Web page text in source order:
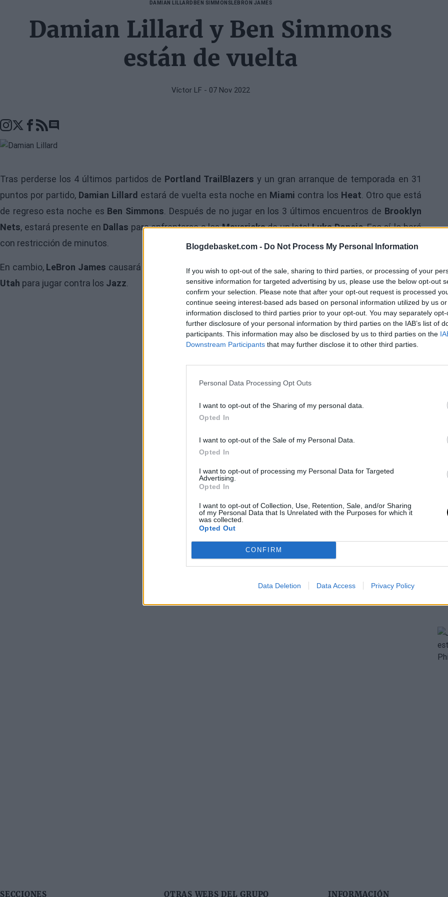
Blogdebasket.com - Do Not Process My Personal Information
If you wish to opt-out of the sale, sharing to third parties, or processing of your
sensitive information for targeted advertising by us, please use the below opt-out
confirm your selection. Please note that after your opt-out request is processed
continue seeing interest-based ads based on personal information utilized by us
information disclosed to third parties prior to your opt-out. You may separately
further disclosure of your personal information by third parties on the IAB’s list of
participants. This information may also be disclosed by us to third parties on the
Downstream Participants that may further disclose it to other third parties.
Personal Data Processing Opt Outs
I want to opt-out of the Sharing of my personal data.
Opted In
I want to opt-out of the Sale of my Personal Data.
Opted In
I want to opt-out of processing my Personal Data for Targeted
Advertising.
Opted In
I want to opt-out of Collection, Use, Retention, Sale, and/or Sharing
of my Personal Data that Is Unrelated with the Purposes for which it
was collected.
Opted Out
CONFIRM
Data Deletion Data Access Privacy Policy
DAMIAN LILLARD BEN SIMMONSLEBRON JAMES
Damian Lillard y Ben Simmons
están de vuelta
Víctor LF - 07 Nov 2022
Go to comments seciton
Tras perderse los 4 últimos partidos de Portland TrailBlazers y un gran arranque de temporada en 31
puntos por partido, Damian Lillard estará de vuelta esta noche en Miami contra los Heat. Otro que está
de regreso esta noche es Ben Simmons. Después de no jugar en los 3 últimos encuentros de Brooklyn
Nets, estará presente en Dallas para enfrentarse a losMavericksde un letalLuka Doncic. Eso sí, lo hará
con restricción de minutos.
En cambio, LeBron James causará baja por primera vez este curso en la visita deLos Angeles Lakersa
Utah para jugar contra los Jazz.
SECCIONES OTRAS WEBS DEL GRUPO INFORMACIÓN